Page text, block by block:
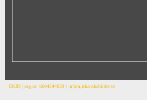
EKID | org.nr: 6604244639 | info(a.)skanskabilder.se